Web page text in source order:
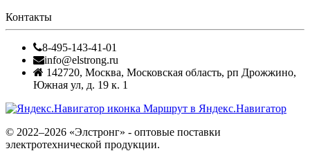
Контакты
8-495-143-41-01
info@elstrong.ru
142720, Москва, Московская область, рп Дрожжино,
Южная ул, д. 19 к. 1
Маршрут в Яндекс.Навигатор
© 2022–2026 «Элстронг» - оптовые поставки
электротехнической продукции.